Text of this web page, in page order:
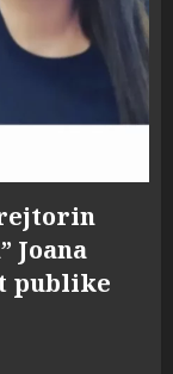
Joana
publike